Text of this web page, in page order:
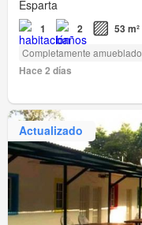
Esparta
1 2 53 m²
Completamente amueblado
Hace 2 días
Actualizado